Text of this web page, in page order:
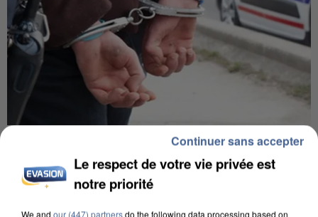
UN SECOND CADRE DE LA DZ MAFIA
INTERPELLÉ EN ALGÉRIE
Le respect de votre vie privée est
notre priorité
We and our (447) partnersdo the following data processing based on
Continuer sans accepter